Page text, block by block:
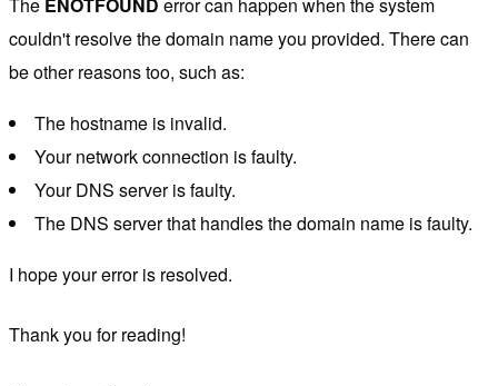
couldn't resolve the domain name you provided. There can
be other reasons too, such as:
The hostname is invalid.
Your network connection is faulty.
Your DNS server is faulty.
The DNS server that handles the domain name is faulty.
I hope your error is resolved.
Thank you for reading!